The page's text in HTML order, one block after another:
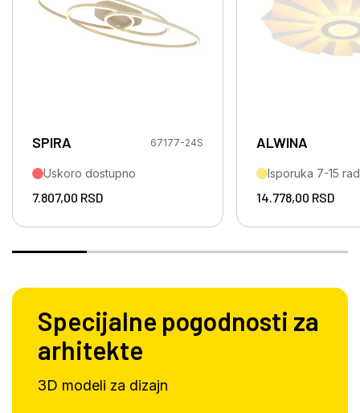
SPIRA 67177-24S
Uskoro dostupno
7.807,00 RSD
ALWINA
Isporuka 7-15
14.778,00 RSD
Specijalne pogodnosti za
arhitekte
3D modeli za dizajn